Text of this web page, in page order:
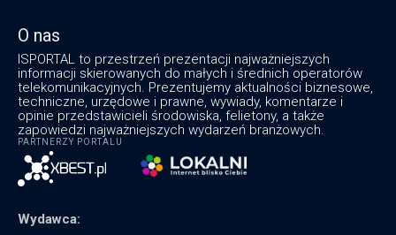
O nas
ISPORTAL to przestrzeń prezentacji najważniejszych
informacji skierowanych do małych i średnich operatorów
telekomunikacyjnych. Prezentujemy aktualności biznesowe,
techniczne, urzędowe i prawne, wywiady, komentarze i
opinie przedstawicieli środowiska, felietony, a także
zapowiedzi najważniejszych wydarzeń branżowych.
PARTNERZY PORTALU
Wydawca: